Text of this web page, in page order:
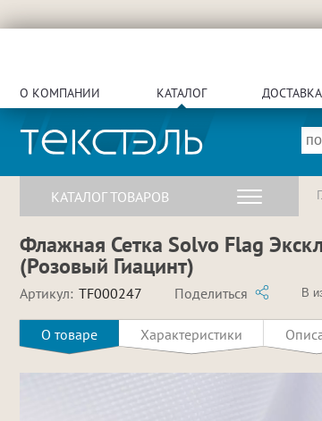
О КОМПАНИИ КАТАЛОГ
КАТАЛОГ ТОВАРОВ
Флажная Сетка Solvo Flag
(Розовый Гиацинт)
Артикул: TF000247 Поделиться В
О товаре Характеристики